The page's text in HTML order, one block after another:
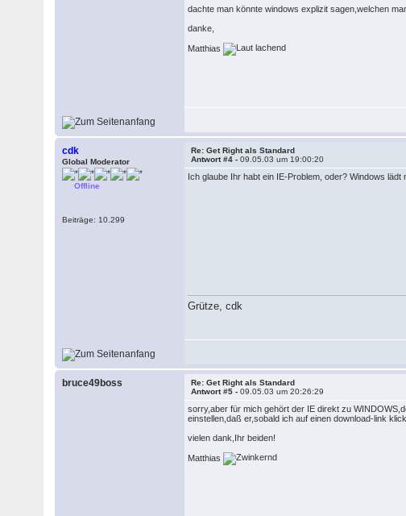
dachte man könnte windows explizit sagen,welchen
danke,
Matthias
cdk
Global Moderator
Offline
Beiträge: 10.299
Re: Get Right als Standard
Antwort #4 -09.05.03 um 19:00:20
Ich glaube Ihr habt ein IE-Problem, oder? Windows lädt
Grütze, cdk
bruce49boss
Re: Get Right als Standard
Antwort #5 -09.05.03 um 20:26:29
sorry,aber für mich gehört der IE direkt zu
einstellen,daß er,sobald ich auf einen download-link
vielen dank,Ihr beiden!
Matthias